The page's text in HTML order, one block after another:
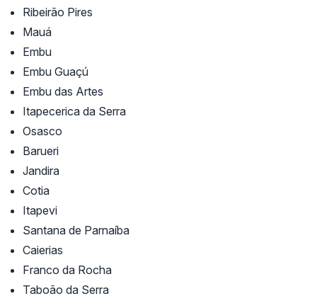
Ribeirão Pires
Mauá
Embu
Embu Guaçú
Embu das Artes
Itapecerica da Serra
Osasco
Barueri
Jandira
Cotia
Itapevi
Santana de Parnaíba
Caierias
Franco da Rocha
Taboão da Serra